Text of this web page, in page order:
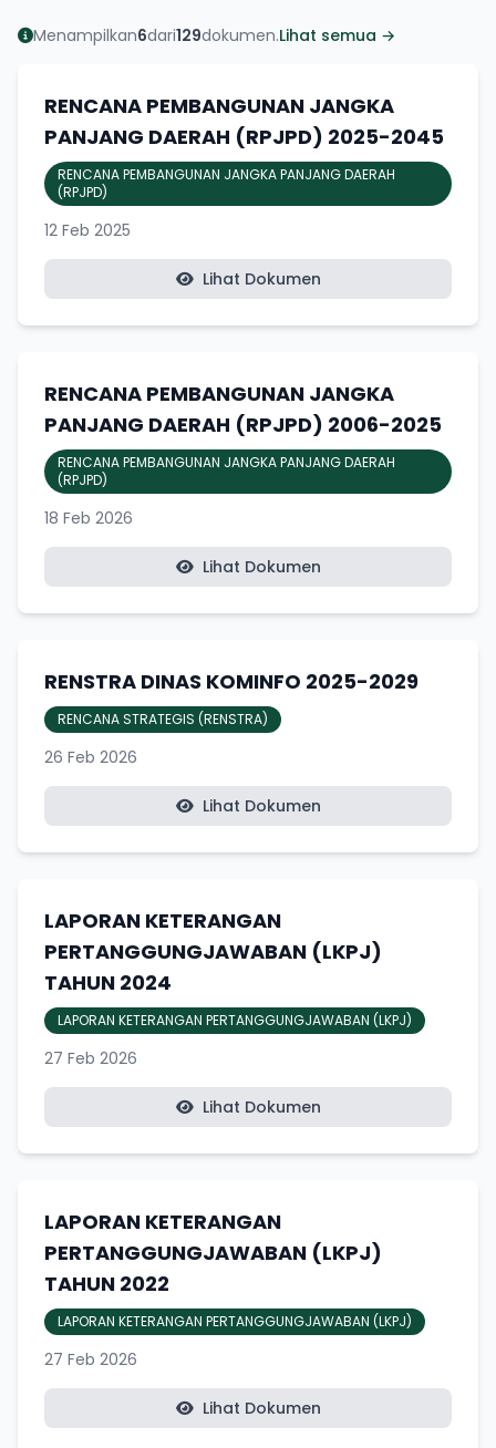
Menampilkan6dari129dokumen.Lihat semua →
RENCANA PEMBANGUNAN JANGKA
PANJANG DAERAH (RPJPD) 2025-2045
RENCANA PEMBANGUNAN JANGKA PANJANG DAERAH
(RPJPD)
12 Feb 2025
Lihat Dokumen
RENCANA PEMBANGUNAN JANGKA
PANJANG DAERAH (RPJPD) 2006-2025
RENCANA PEMBANGUNAN JANGKA PANJANG DAERAH
(RPJPD)
18 Feb 2026
Lihat Dokumen
RENSTRA DINAS KOMINFO 2025-2029
RENCANA STRATEGIS (RENSTRA)
26 Feb 2026
Lihat Dokumen
LAPORAN KETERANGAN
PERTANGGUNGJAWABAN (LKPJ)
TAHUN 2024
LAPORAN KETERANGAN PERTANGGUNGJAWABAN (LKPJ)
27 Feb 2026
Lihat Dokumen
LAPORAN KETERANGAN
PERTANGGUNGJAWABAN (LKPJ)
TAHUN 2022
LAPORAN KETERANGAN PERTANGGUNGJAWABAN (LKPJ)
27 Feb 2026
Lihat Dokumen